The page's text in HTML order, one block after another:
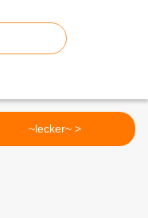
~lecker~ >